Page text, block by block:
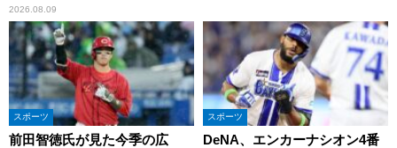
ル 』
2026.08.09
スポーツ
前田智徳氏が見た今季の広
スポーツ
DeNA、エンカーナシオン4番